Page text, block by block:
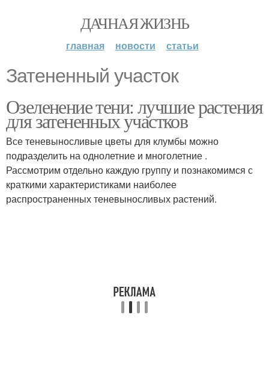
ДАЧНАЯ ЖИЗНЬ
главная новости статьи
Затененный участок
Озеленение тени: лучшие растения
для затененных участков
Все теневыносливые цветы для клумбы можно
подразделить на однолетние и многолетние .
Рассмотрим отдельно каждую группу и познакомимся с
краткими характеристиками наиболее
распространенных теневыносливых растений.